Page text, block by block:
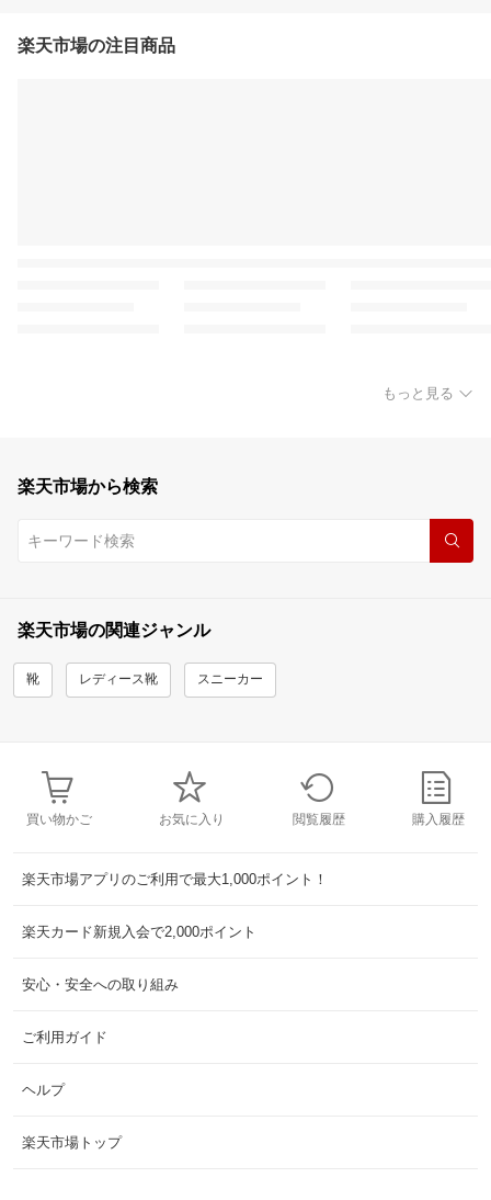
楽天市場の注目商品
もっと見る
楽天市場から検索
楽天市場の関連ジャンル
靴 レディース靴 スニーカー
買い物かご お気に入り 閲覧履歴 購入履歴
楽天市場アプリのご利用で最大1,000ポイント！
楽天カード新規入会で2,000ポイント
安心・安全への取り組み
ご利用ガイド
ヘルプ
楽天市場トップ